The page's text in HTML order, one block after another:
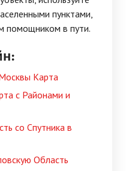
пунктами,
помощником в пути.
Карта
с Районами и
со Спутника в
Область